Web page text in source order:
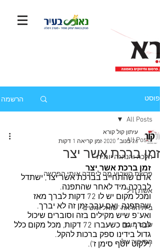
פוסט הרשמה
All Posts
הלכה והנהגה יומית
פרשת השבוע מה לימדה אותי הפרשה
אשת חיל
בית הוראה "שואל ומשיב"
שבט מוסר
הסיפור שלי
All Posts
זמן ברכת אשר יצר
עיתון קול קורא
26 בנוב׳ 2020
זמן קריאה 1 דקות
זמן ברכת אשר יצר
אדם שהתחייב בברכת אשר יצר, ישתדל
לברכה מיד לאחר שהתפנה.
ומכל מקום יש לו 72 דקות לברך מאז
שהתפנה, ואם עבר זמן זה לא יברך.
ואע"פ שיש מקילים בזה וסוברים שיכול
לברך גם כשעברו 72 דקות, מכל מקום כלל
גדול בידינו ספק ברכות להקל.
(ילקוט יוסף סימן ז').